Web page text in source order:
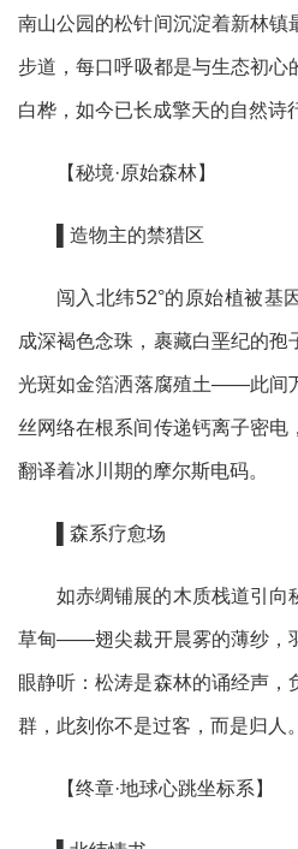
南山公园的松针间沉淀着新林镇
步道，每口呼吸都是与生态初心
白桦，如今已长成擎天的自然诗
【秘境·原始森林】
▌造物主的禁猎区
闯入北纬52°的原始植被基
成深褐色念珠，裹藏白垩纪的孢
光斑如金箔洒落腐殖土——此间
丝网络在根系间传递钙离子密电
翻译着冰川期的摩尔斯电码。
▌森系疗愈场
如赤绸铺展的木质栈道引向
草甸——翅尖裁开晨雾的薄纱，
眼静听：松涛是森林的诵经声，
群，此刻你不是过客，而是归人。
【终章·地球心跳坐标系】